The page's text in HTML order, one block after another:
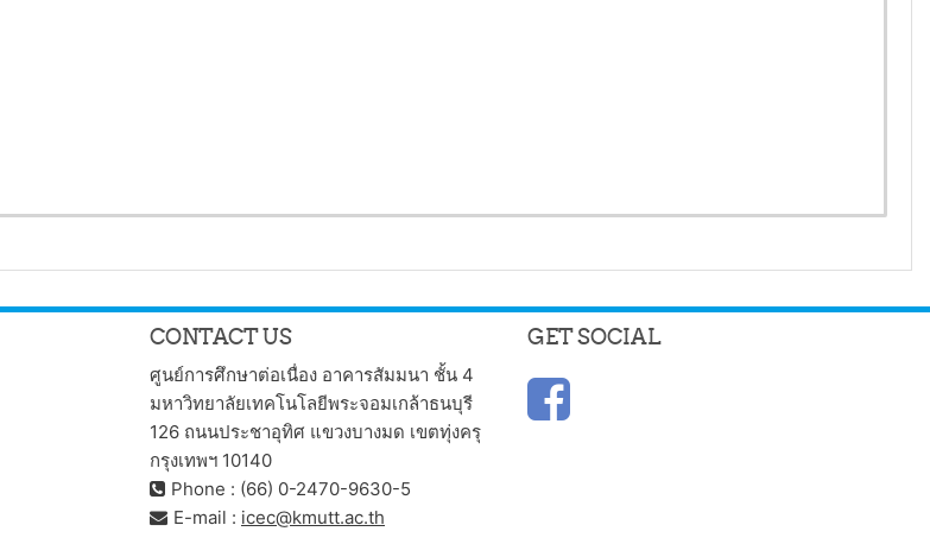
CONTACT US
ศูนย์การศึกษาต่อเนื่อง อาคารสัมมนา ชั้น 4
มหาวิทยาลัยเทคโนโลยีพระจอมเกล้าธนบุรี
126 ถนนประชาอุทิศ แขวงบางมด เขตทุ่งครุ
กรุงเทพฯ 10140
Phone : (66) 0-2470-9630-5
E-mail : icec@kmutt.ac.th
GET SOCIAL